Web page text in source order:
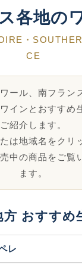
各地の
・
CE
ール、南フラン
インとおすすめ
ご紹介します。
は地域名をクリ
中の商品をご覧
ます。
方 おすすめ
レ